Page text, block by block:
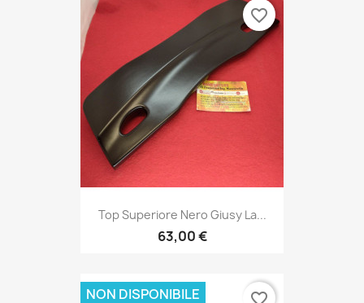
Top Superiore Nero Giusy La...
63,00 €
favorite_border
NON DISPONIBILE favorite_border